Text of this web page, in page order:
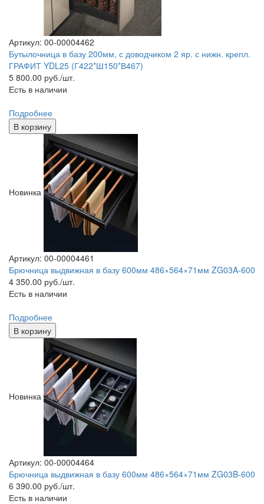
Артикул: 00-00004462
Бутылочница в базу 200мм, с доводчиком 2 яр. с нижн. крепл.
ГРАФИТ YDL25 (Г422*Ш150*В467)
5 800.00 руб./шт.
Есть в наличии
Подробнее
В корзину
Новинка
Артикул: 00-00004461
Брючница выдвижная в базу 600мм 486×564×71мм ZG03A-600
4 350.00 руб./шт.
Есть в наличии
Подробнее
В корзину
Новинка
Артикул: 00-00004464
Брючница выдвижная в базу 600мм 486×564×71мм ZG03B-600
6 390.00 руб./шт.
Есть в наличии